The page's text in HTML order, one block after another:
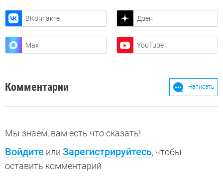
ВКонтакте Дзен
Max YouTube
Комментарии Написать
Мы знаем, вам есть что сказать!
Войдите или Зарегистрируйтесь, чтобы
оставить комментарий